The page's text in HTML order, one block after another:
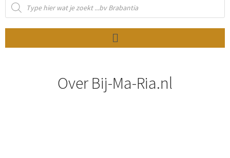
Over Bij-Ma-Ria.nl